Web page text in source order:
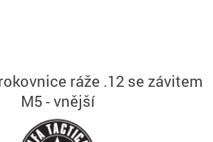
ráže .12 se závitem
M5 - vnější